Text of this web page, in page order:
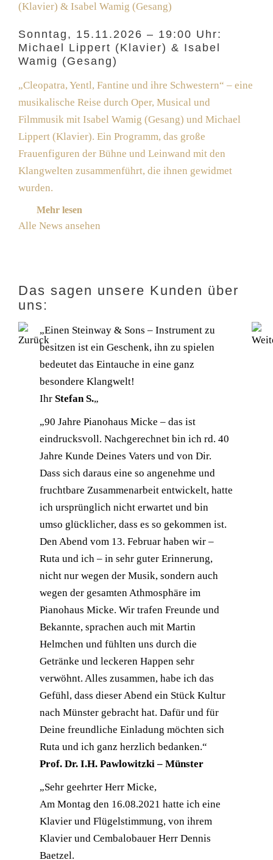
Sonntag, 15.11.2026 – 19:00 Uhr:
Michael Lippert (Klavier) & Isabel
Wamig (Gesang)
„Cleopatra, Yentl, Fantine und ihre Schwestern“ – eine
musikalische Reise durch Oper, Musical und
Filmmusik mit Isabel Wamig (Gesang) und Michael
Lippert (Klavier). Ein Programm, das große
Frauenfiguren der Bühne und Leinwand mit den
Klangwelten zusammenführt, die ihnen gewidmet
wurden.
Mehr lesen
Alle News ansehen
Das sagen unsere Kunden über
uns:
„Einen Steinway & Sons – Instrument zu
besitzen ist ein Geschenk, ihn zu spielen
bedeutet das Eintauche in eine ganz
besondere Klangwelt!
Ihr Stefan S.„
„90 Jahre Pianohaus Micke – das ist
eindrucksvoll. Nachgerechnet bin ich rd. 40
Jahre Kunde Deines Vaters und von Dir.
Dass sich daraus eine so angenehme und
fruchtbare Zusammenarbeit entwickelt, hatte
ich ursprünglich nicht erwartet und bin
umso glücklicher, dass es so gekommen ist.
Den Abend vom 13. Februar haben wir –
Ruta und ich – in sehr guter Erinnerung,
nicht nur wegen der Musik, sondern auch
wegen der gesamten Athmosphäre im
Pianohaus Micke. Wir trafen Freunde und
Bekannte, sprachen auch mit Martin
Helmchen und fühlten uns durch die
Getränke und leckeren Happen sehr
verwöhnt. Alles zusammen, habe ich das
Gefühl, dass dieser Abend ein Stück Kultur
nach Münster gebracht hat. Dafür und für
Deine freundliche Einladung möchten sich
Ruta und ich ganz herzlich bedanken.“
Prof. Dr. I.H. Pawlowitzki – Münster
„Sehr geehrter Herr Micke,
Am Montag den 16.08.2021 hatte ich eine
Klavier und Flügelstimmung, von ihrem
Klavier und Cembalobauer Herr Dennis
Baetzel.